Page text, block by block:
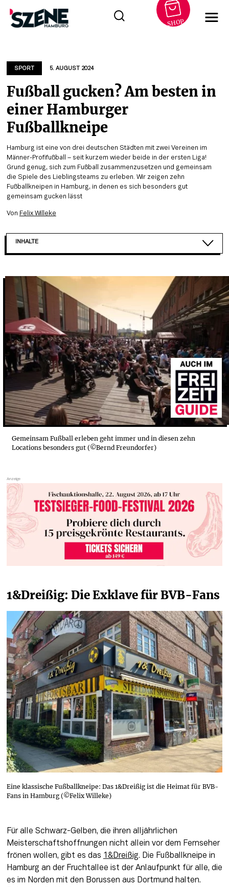
springen
SHOP
SPORT 5. AUGUST 2024
Fußball gucken? Am besten in
einer Hamburger
Fußballkneipe
Hamburg ist eine von drei deutschen Städten mit zwei Vereinen im
Männer-Profifußball – seit kurzem wieder beide in der ersten Liga!
Grund genug, sich zum Fußball zusammenzusetzen und gemeinsam
die Spiele des Lieblingsteams zu erleben. Wir zeigen zehn
Fußballkneipen in Hamburg, in denen es sich besonders gut
gemeinsam gucken lässt
Von Felix Willeke
INHALTE
AALHAUS: DIE WOHL GEMÜTLICHSTE FUSSBALLKNEI...
KNUST: EINE FUSSBALLKNEIPE FÜR ST. PAULI-FANS
MAYBACH: LECKER ESSEN UND FUSSBALL GUCKEN
OLD MACDONALD: FUSSBALLKNEIPE IN HAMBURG MI...
SCHRAMME 10: DER EWIGE KLASSIKER
SHOVEL ROAD: FUSSBALLKNEIPE IN HAMBURG MIT ...
SPORTPUB TANKSTELLE: ANLAUFSTELLE FÜR HSV-...
UNABSTEIGBAR: EINE HAMBURGER FUSSBALLKNEIPE...
URKNALL: IMMER NOCH ALS KOLLEKTIV ORGANISIERT
Gemeinsam Fußball erleben geht immer und in diesen zehn
Locations besonders gut (©Bernd Freundorfer)
1&Dreißig: Die Exklave für BVB-Fans
Eine klassische Fußballkneipe: Das 1&Dreißig ist die Heimat für BVB-
Fans in Hamburg (©Felix Willeke)
Für alle Schwarz-Gelben, die ihren alljährlichen
Meisterschaftshoffnungen nicht allein vor dem Fernseher
frönen wollen, gibt es das 1&Dreißig. Die Fußballkneipe in
Hamburg an der Fruchtallee ist der Anlaufpunkt für alle, die
es im Norden mit den Borussen aus Dortmund halten.